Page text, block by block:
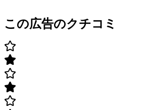
この広告のクチコミ